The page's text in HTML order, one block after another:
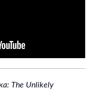
The Unlikely